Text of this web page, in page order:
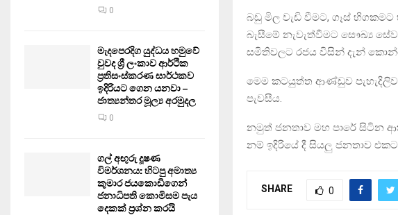
බඩු මිල වැඩි වීමට, ගෑස්
බැසීමේ නැවැත්වීමට සෞඛ්‍ය
සමිතිවලට රජය විසින් දැන්
මෙම කටයුත්ත ආණ්ඩුව
පැවසීය.
නමුත් ජනතාව මහ පාරේ සිටින
නම් ඉදිරියේ දී සියලු ජනතාව
SHARE 0
0
මැදපෙරදිග යුද්ධය හමුවේ
වුවද ශ්‍රී ලංකාව ආර්ථික
ප්‍රතිසංස්කරණ සාර්ථකව
ඉදිරියට ගෙන යනවා –
ජාත්‍යන්තර මූල්‍ය අරමුදල
0
ගල් අඟුරු දූෂණ
විමර්ශනය: හිටපු අමාත්‍ය
කුමාර ජයකොඩිගෙන්
ජනාධිපති කොමිසම පැය
දෙකක් ප්‍රශ්න කරයි